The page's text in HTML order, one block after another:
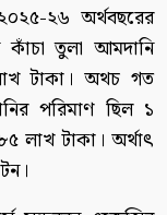
২৬ অর্থবছরের
কাঁচা তুলা আমদানি
টাকা। অথচ গত
পরিমাণ ছিল ১
লাখ টাকা। অর্থাৎ